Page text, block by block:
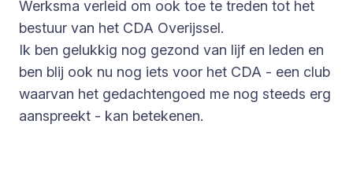
Werksma verleid om ook toe te treden tot het
bestuur van het CDA Overijssel.
Ik ben gelukkig nog gezond van lijf en leden en
ben blij ook nu nog iets voor het CDA - een club
waarvan het gedachtengoed me nog steeds erg
aanspreekt - kan betekenen.